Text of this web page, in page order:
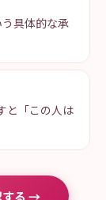
う具体的な承
と「この人は
する →